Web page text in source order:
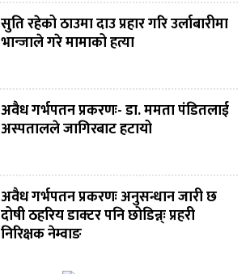
सुति रहेको ठाउमा दाउ प्रहार गरि उर्लाबारीमा
भान्जाले गरे मामाको हत्या
अवैध गर्भपतन प्रकरणः- डा. ममता पंडितलाई
अस्पतालले जागिरबाट हटायो
अवैध गर्भपतन प्रकरणः अनुसन्धान जारी छ
दोषी ठहरिय डाक्टर पनि छोडिन्न्ः प्रहरी
निरिक्षक नेम्वाङ